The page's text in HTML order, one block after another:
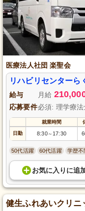
医療法人社団 楽聖会
リハビリセンターら
給与 月給
応募要件必須: 理学療
就業時間
日勤 8:30～ 17:30
50代活躍 60代活躍 学歴不
お気に入り に追
健生ふれあいクリニ